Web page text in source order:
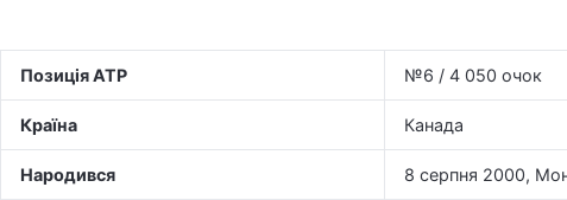
Позиція ATP №6 / 4 050 очок
Країна Канада
Народився 8 серпня 2000,